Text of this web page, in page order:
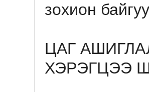
зохион
ЦАГ
ХЭРЭГЦЭЭ